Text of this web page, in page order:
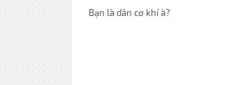
Bạn là dân cơ khí à?